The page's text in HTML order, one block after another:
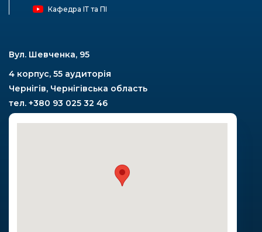
Кафедра ІТ та ПІ
Вул. Шевченка, 95
4 корпус, 55 аудиторія
Чернігів, Чернігівська область
тел. +380 93 025 32 46